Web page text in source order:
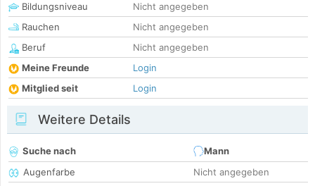
Bildungsniveau
Nicht angegeben
Rauchen
Nicht angegeben
Beruf
Nicht angegeben
Meine Freunde
Login
Mitglied seit
Login
Weitere Details
Suche nach
Mann
Augenfarbe
Nicht angegeben